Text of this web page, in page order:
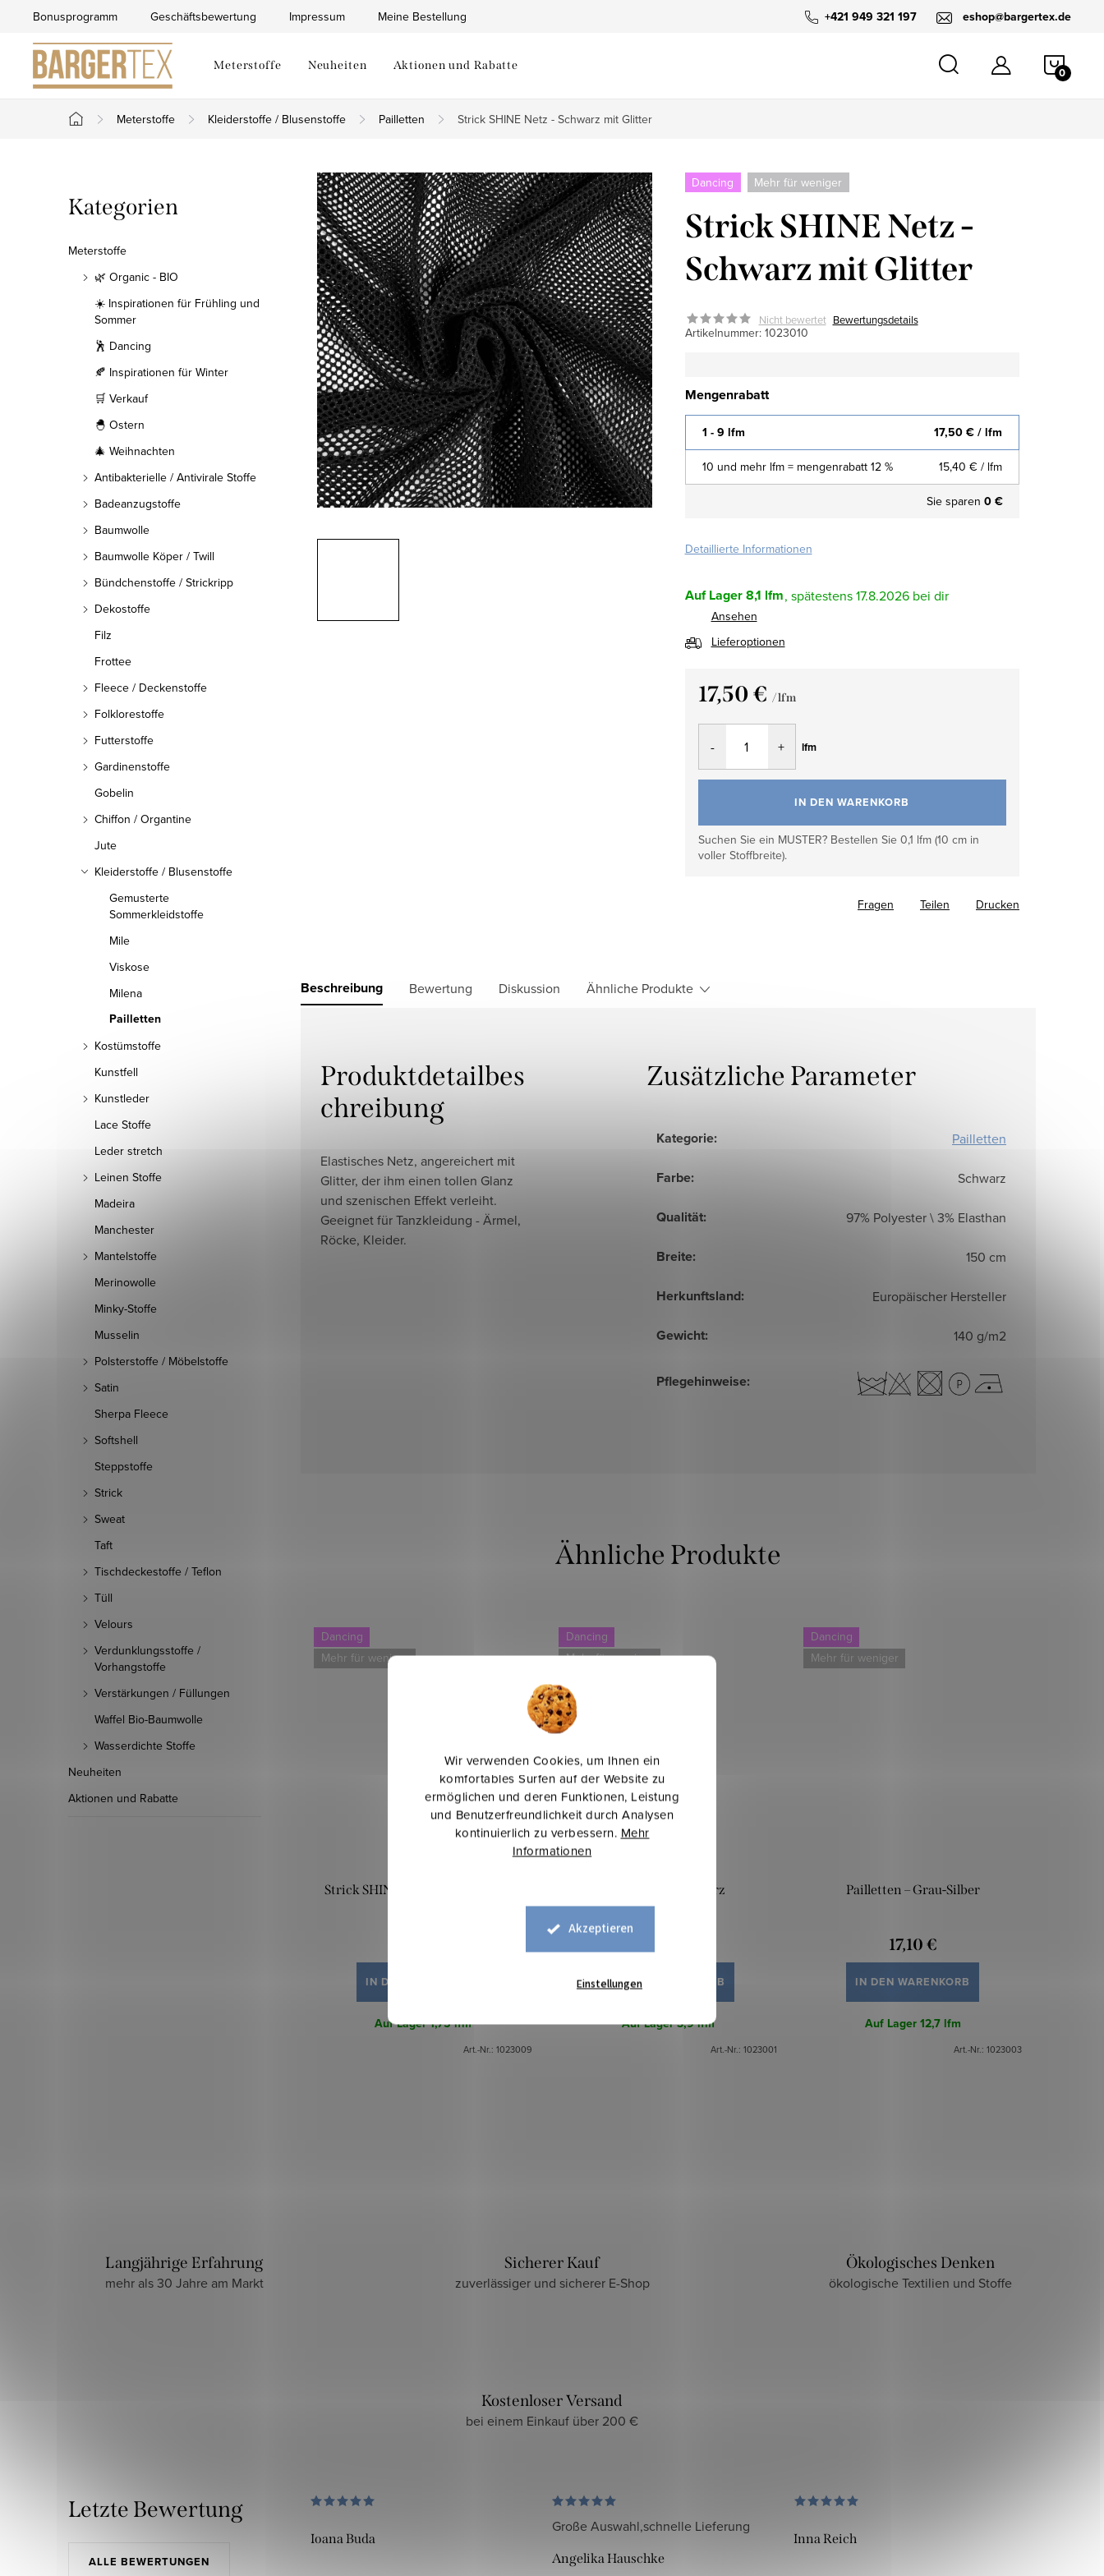
Wir verwenden Cookies, um Ihnen ein
komfortables Surfen auf der Website zu
ermöglichen und deren Funktionen, Leistung
und Benutzerfreundlichkeit durch Analysen
kontinuierlich zu verbessern. Mehr
Informationen
Akzeptieren
Einstellungen
springen
+421 949 321 197 eshop@bargertex.de
Bonusprogramm Geschäftsbewertung Impressum Meine Bestellung
Meterstoffe Neuheiten Aktionen und Rabatte
Startseite
Meterstoffe Kleiderstoffe / Blusenstoffe Pailletten Strick SHINE Netz - Schwarz mit Glitter
e
i
Kategorien
überspringen
Kategorien
Meterstoffe
🌿 Organic - BIO
☀️ Inspirationen für Frühling und
Sommer
🕺 Dancing
🍂 Inspirationen für Winter
🛒 Verkauf
🐣 Ostern
🎄 Weihnachten
Antibakterielle / Antivirale Stoffe
Badeanzugstoffe
Baumwolle
Baumwolle Köper / Twill
Bündchenstoffe / Strickripp
Dekostoffe
Filz
Frottee
Fleece / Deckenstoffe
Folklorestoffe
Futterstoffe
Gardinenstoffe
Gobelin
Chiffon / Organtine
Jute
Kleiderstoffe / Blusenstoffe
Gemusterte
Sommerkleidstoffe
Mile
Viskose
Milena
Pailletten
Kostümstoffe
Kunstfell
Kunstleder
Lace Stoffe
Leder stretch
Leinen Stoffe
Madeira
Manchester
Mantelstoffe
Merinowolle
Minky-Stoffe
Musselin
Polsterstoffe / Möbelstoffe
Satin
Sherpa Fleece
Softshell
Steppstoffe
Strick
Sweat
Taft
Tischdeckestoffe / Teflon
Tüll
Velours
Verdunklungsstoffe /
Vorhangstoffe
Verstärkungen / Füllungen
Waffel Bio-Baumwolle
Wasserdichte Stoffe
Neuheiten
Aktionen und Rabatte
Dancing Mehr für weniger
Strick SHINE Netz -
Schwarz mit Glitter
Nicht bewertet Bewertungsdetails
Artikelnummer: 1023010
Mengenrabatt
1 - 9 lfm 17,50 €/ lfm
10 und mehr lfm = mengenrabatt 12 % 15,40 € / lfm
Sie sparen 0 €
Detaillierte Informationen
Auf Lager8,1 lfm 17.8.2026
Ansehen
Lieferoptionen
17,50 € / lfm
Verkaufspreis:
lfm
IN DEN WARENKORB
Suchen Sie ein MUSTER? Bestellen Sie 0,1 lfm (10 cm in
voller Stoffbreite).
Drucken
Fragen Teilen
Beschreibung Bewertung Diskussion Ähnliche Produkte
Produktdetailbes
chreibung
Elastisches Netz, angereichert mit
Glitter, der ihm einen tollen Glanz
und szenischen Effekt verleiht.
Geeignet für Tanzkleidung - Ärmel,
Röcke, Kleider.
Zusätzliche Parameter
Kategorie: Pailletten
Farbe: Schwarz
Qualität: 97% Polyester \ 3% Elasthan
Breite: 150 cm
Herkunftsland: Europäischer Hersteller
Gewicht: 140 g/m2
Pflegehinweise:
Dancing
Mehr für weniger
Strick SHINE Pailletten - Silber auf
IN DEN WARENKORB
Auf Lager1,75 lfm
Art.-Nr.: 1023009
Dancing
Mehr für weniger
Pailletten - Schwarz
IN DEN WARENKORB
Auf Lager3,9 lfm
Art.-Nr.: 1023001
Dancing
Mehr für weniger
Pailletten – Grau-Silber
17,10 €
IN DEN WARENKORB
Auf Lager12,7 lfm
Art.-Nr.: 1023003
Langjährige Erfahrung
mehr als 30 Jahre am Markt
Sicherer Kauf
zuverlässiger und sicherer E-Shop
Ökologisches Denken
ökologische Textilien und Stoffe
Kostenloser Versand
bei einem Einkauf über 200 €
Letzte Bewertung
ALLE BEWERTUNGEN
Ioana Buda
Große Auswahl,schnelle Lieferung
Angelika Hauschke
Inna Reich